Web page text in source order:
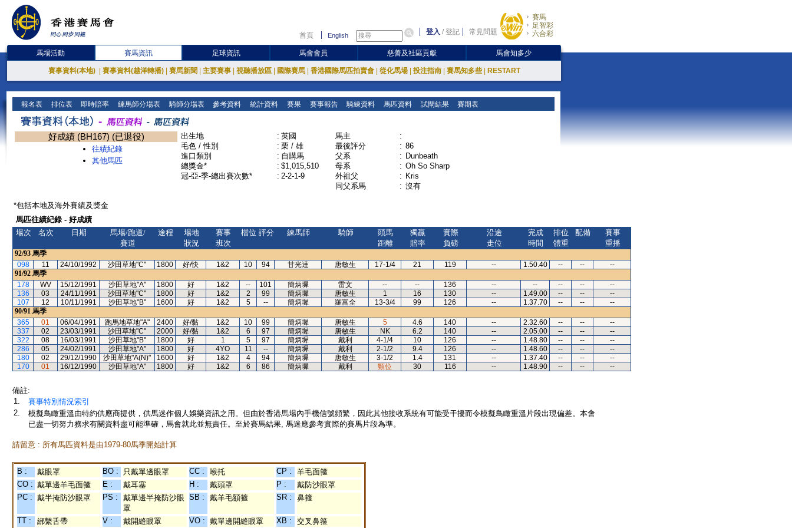
首頁 English 登入 /登記 常見問題
賽馬
足智彩
六合彩
馬場活動 賽馬資訊 足球資訊 馬會會員 慈善及社區貢獻 馬會知多少
賽事資料(本地) 賽事資料(越洋轉播) 賽馬新聞 主要賽事 視聽播放區 國際賽馬 香港國際馬匹拍賣會 從化馬場 投注指南 賽馬知多些 RESTART
報名表 排位表 即時賠率 練馬師分場表 騎師分場表 參考資料 統計資料 賽果 賽事報告 騎練資料 馬匹資料 試閘結果 賽期表
好成績 (BH167) (已退役)
往績紀錄
其他馬匹
出生地 : 英國
毛色 / 性別
: 栗 / 雄
進口類別
: 自購馬
總獎金*
: $1,015,510
冠-亞-季-總出賽次數*
: 2-2-1-9
馬主
:
最後評分
: 86
父系
: Dunbeath
母系
: Oh So Sharp
外祖父
: Kris
同父系馬
: 沒有
*包括本地及海外賽績及獎金
馬匹往績紀錄 - 好成績
場次
名次 日期
馬場/跑道/
賽道
途程
場地
狀況
賽事
班次
檔位 評分 練馬師 騎師
頭馬
距離
獨贏
賠率
實際
負磅
沿途
走位
完成
時間
排位
體重
配備
賽事
重播
92/93 馬季
098
11 24/10/1992 沙田草地"C" 1800 好/快 1&2 10 94 甘光達 唐敏生 17-1/4 21 119 -- 1.50.40 -- --
--
91/92 馬季
178
WV 15/12/1991 沙田草地"A" 1800 好 1&2 -- 101 簡炳墀 雷文 -- -- 136 -- -- -- --
--
136
03 24/11/1991 沙田草地"C" 1800 好 1&2 2 99 簡炳墀 唐敏生 1 16 130 -- 1.49.00 -- --
--
107
12 10/11/1991 沙田草地"B" 1600 好 1&2 5 -- 簡炳墀 羅富全 13-3/4 99 126 -- 1.37.70 -- --
--
90/91 馬季
365
01 06/04/1991 跑馬地草地"A" 2400 好/黏 1&2 10 99 簡炳墀 唐敏生 5 4.6 140 -- 2.32.60 -- --
--
337
02 23/03/1991 沙田草地"C" 2000 好/黏 1&2 6 97 簡炳墀 唐敏生 NK 6.2 140 -- 2.05.00 -- --
--
322
08 16/03/1991 沙田草地"B" 1800 好 1 5 97 簡炳墀 戴利 4-1/4 10 126 -- 1.48.80 -- --
--
286
05 24/02/1991 沙田草地"A" 1800 好 4YO 11 -- 簡炳墀 戴利 2-1/2 9.4 126 -- 1.48.60 -- --
--
180
02 29/12/1990 沙田草地"A(N)" 1600 好 1&2 4 94 簡炳墀 唐敏生 3-1/2 1.4 131 -- 1.37.40 -- --
--
170
01 16/12/1990 沙田草地"A" 1800 好 1&2 6 86 簡炳墀 戴利 頸位 30 116 -- 1.48.90 -- -- --
備註:
1.
賽事特別情況索引
2.
模擬鳥瞰重溫由特約供應商提供，供馬迷作個人娛樂資訊之用。但由於香港馬場內手機信號頻繁，因此其他接收系統有可能受干擾而令模擬鳥瞰重溫片段出現偏差。本會
已盡一切努力務求有關資料盡可能準確，馬會就此並無責任。至於賽馬結果, 馬迷應參考實際的賽馬片段為準。
請留意 : 所有馬匹資料是由1979-80馬季開始計算
B : 戴眼罩 BO : 只戴單邊眼罩 CC : 喉托 CP :
羊毛面箍
CO : 戴單邊羊毛面箍 E : 戴耳塞 H : 戴頭罩 P :
戴防沙眼罩
PC : 戴半掩防沙眼罩 PS :
戴單邊半掩防沙眼
罩
SB : 戴羊毛額箍 SR : 鼻箍
TT : 綁繫舌帶 V : 戴開縫眼罩 VO : 戴單邊開縫眼罩 XB : 交叉鼻箍